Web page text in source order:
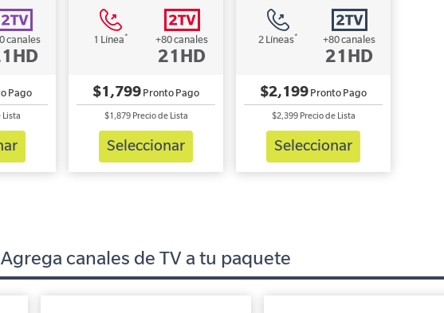
canales
Pago
Lista
1 Línea* +80 canales
21HD
$1,799 Pronto Pago
$1,879Precio de Lista
Seleccionar
2 Líneas* +80 canales
21HD
$2,199 Pronto Pago
$2,399Precio de Lista
Seleccionar
Agrega canales de TV a tu paquete